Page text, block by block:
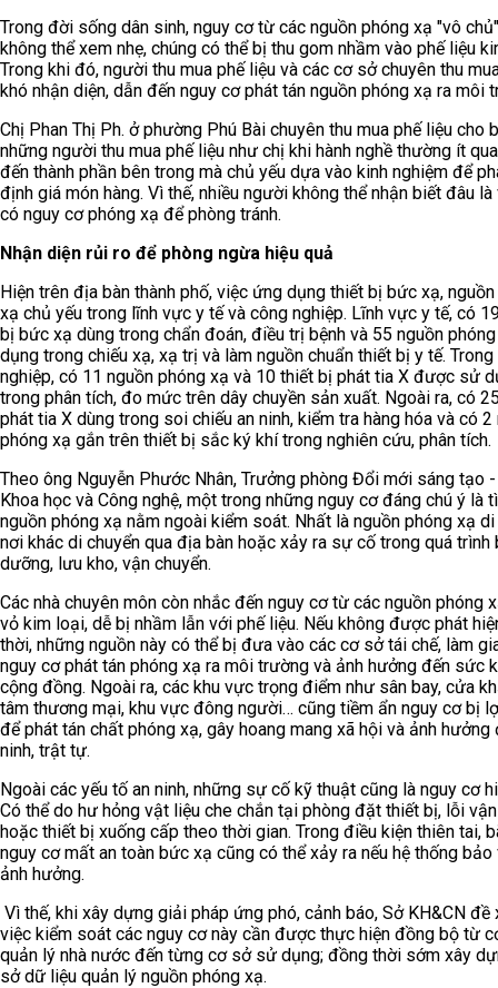
Trong đời sống dân sinh, nguy cơ từ các nguồn phóng xạ "vô
không thể xem nhẹ, chúng có thể bị thu gom nhầm vào phế liệu
Trong khi đó, người thu mua phế liệu và các cơ sở chuyên thu
khó nhận diện, dẫn đến nguy cơ phát tán nguồn phóng xạ ra môi
Chị Phan Thị Ph. ở phường Phú Bài chuyên thu mua phế liệu cho
những người thu mua phế liệu như chị khi hành nghề thường ít
đến thành phần bên trong mà chủ yếu dựa vào kinh nghiệm để
định giá món hàng. Vì thế, nhiều người không thể nhận biết đâu
có nguy cơ phóng xạ để phòng tránh.
Nhận diện rủi ro để phòng ngừa hiệu quả
Hiện trên địa bàn thành phố, việc ứng dụng thiết bị bức xạ,
xạ chủ yếu trong lĩnh vực y tế và công nghiệp. Lĩnh vực y tế, có
bị bức xạ dùng trong chẩn đoán, điều trị bệnh và 55 nguồn
dụng trong chiếu xạ, xạ trị và làm nguồn chuẩn thiết bị y tế.
nghiệp, có 11 nguồn phóng xạ và 10 thiết bị phát tia X được sử
trong phân tích, đo mức trên dây chuyền sản xuất. Ngoài ra, có
phát tia X dùng trong soi chiếu an ninh, kiểm tra hàng hóa và có 2
phóng xạ gắn trên thiết bị sắc ký khí trong nghiên cứu, phân tích.
Theo ông Nguyễn Phước Nhân, Trưởng phòng Đổi mới sáng tạo
Khoa học và Công nghệ, một trong những nguy cơ đáng chú ý là
nguồn phóng xạ nằm ngoài kiểm soát. Nhất là nguồn phóng xạ
nơi khác di chuyển qua địa bàn hoặc xảy ra sự cố trong quá trình
dưỡng, lưu kho, vận chuyển.
Các nhà chuyên môn còn nhắc đến nguy cơ từ các nguồn phóng
vỏ kim loại, dễ bị nhầm lẫn với phế liệu. Nếu không được phát
thời, những nguồn này có thể bị đưa vào các cơ sở tái chế, làm
nguy cơ phát tán phóng xạ ra môi trường và ảnh hưởng đến sức
cộng đồng. Ngoài ra, các khu vực trọng điểm như sân bay, cửa
tâm thương mại, khu vực đông người… cũng tiềm ẩn nguy cơ bị
để phát tán chất phóng xạ, gây hoang mang xã hội và ảnh hưởng
ninh, trật tự.
Ngoài các yếu tố an ninh, những sự cố kỹ thuật cũng là nguy cơ
Có thể do hư hỏng vật liệu che chắn tại phòng đặt thiết bị, lỗi vận
hoặc thiết bị xuống cấp theo thời gian. Trong điều kiện thiên tai,
nguy cơ mất an toàn bức xạ cũng có thể xảy ra nếu hệ thống bảo
ảnh hưởng.
Vì thế, khi xây dựng giải pháp ứng phó, cảnh báo, Sở KH&CN đề
việc kiểm soát các nguy cơ này cần được thực hiện đồng bộ từ
quản lý nhà nước đến từng cơ sở sử dụng; đồng thời sớm xây
sở dữ liệu quản lý nguồn phóng xạ.